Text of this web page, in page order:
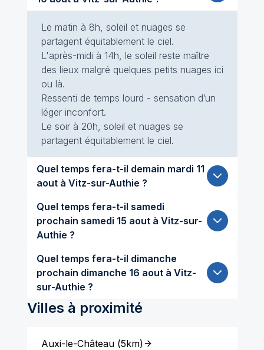
Le matin à 8h, soleil et nuages se
partagent équitablement le ciel.
L'après-midi à 14h, le soleil reste maître
des lieux malgré quelques petits nuages ici
ou là.
Ressenti de temps lourd - sensation d’un
léger inconfort.
Le soir à 20h, soleil et nuages se
partagent équitablement le ciel.
Quel temps fera-t-il demain mardi 11
aout à Vitz-sur-Authie ?
Quel temps fera-t-il samedi
prochain samedi 15 aout à Vitz-sur-
Authie ?
Quel temps fera-t-il dimanche
prochain dimanche 16 aout à Vitz-
sur-Authie ?
Villes à proximité
Auxi-le-Château(5km)